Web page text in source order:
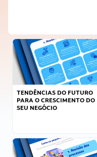
TENDÊNCIAS DO FUTURO
PARA O CRESCIMENTO DO
SEU NEGÓCIO